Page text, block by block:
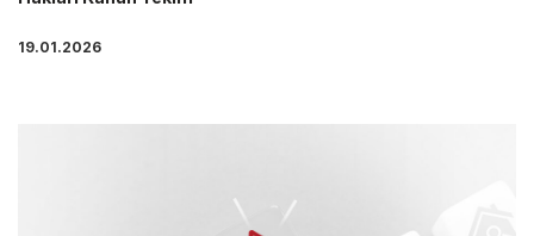
19.01.2026